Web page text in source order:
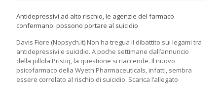
Antidepressivi ad alto rischio, le agenzie del farmaco
confermano: possono portare al suicidio
Davis Fiore (Nopsych.it) Non ha tregua il dibattito sui legami tra
antidepressivi e suicidio. A poche settimane dall’annuncio
della pillola Pristiq, la questione si riaccende. Il nuovo
psicofarmaco della Wyeth Pharmaceuticals, infatti, sembra
essere correlato al rischio di suicidio. Scarica l’allegato